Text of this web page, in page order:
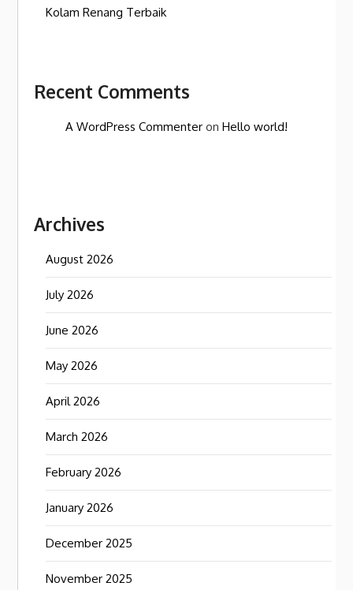
Kolam Renang Terbaik
Recent Comments
A WordPress Commenter onHello world!
Archives
August 2026
July 2026
June 2026
May 2026
April 2026
March 2026
February 2026
January 2026
December 2025
November 2025